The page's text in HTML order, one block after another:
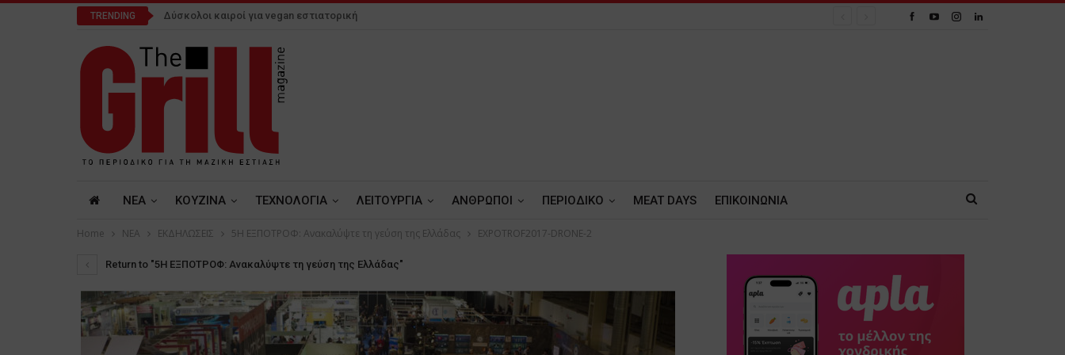
TRENDING Δύσκολοι καιροί για vegan εστιατορική
NEA ΚΟΥΖΙΝΑ ΤΕΧΝΟΛΟΓΙΑ ΛΕΙΤΟΥΡΓΙΑ ΑΝΘΡΩΠΟΙ ΠΕΡΙΟΔΙΚΟ MEAT DAYS ΕΠΙΚΟΙΝΩΝΙΑ
Home NEA ΕΚΔΗΛΩΣΕΙΣ 5Η ΕΞΠΟΤΡΟΦ: Ανακαλύψτε τη γεύση της Ελλάδας EXPOTROF2017-DRONE-2
Return to "5Η ΕΞΠΟΤΡΟΦ: Ανακαλύψτε τη γεύση της Ελλάδας"